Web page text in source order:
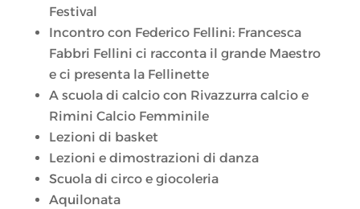
Festival
Incontro con Federico Fellini: Francesca
Fabbri Fellini ci racconta il grande Maestro
e ci presenta la Fellinette
A scuola di calcio con Rivazzurra calcio e
Rimini Calcio Femminile
Lezioni di basket
Lezioni e dimostrazioni di danza
Scuola di circo e giocoleria
Aquilonata